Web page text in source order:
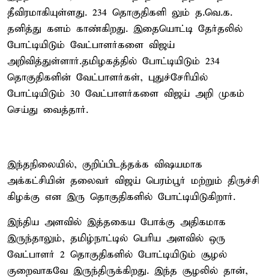
தீவிரமாகியுள்ளது. 234 தொகுதிகளி லும் த.வெ.க.
தனித்து களம் காண்கிறது. இதையொட்டி தேர்தலில்
போட்டியிடும் வேட்பாளர்களை விஜய்
அறிவித்துள்ளார்.தமிழகத்தில் போட்டியிடும் 234
தொகுதிகளின் வேட்பாளர்கள், புதுச்சேரியில்
போட்டியிடும் 30 வேட்பாளர்களை விஜய் அறி முகம்
செய்து வைத்தார்.
இந்தநிலையில், குறிப்பிடத்தக்க விஷயமாக
அக்கட்சியின் தலைவர் விஜய் பெரம்பூர் மற்றும் திருச்சி
கிழக்கு என இரு தொகுதிகளில் போட்டியிடுகிறார்.
இந்திய அளவில் இத்தகைய போக்கு அதிகமாக
இருந்தாலும், தமிழ்நாட்டில் பெரிய அளவில் ஒரு
வேட்பாளர் 2 தொகுதிகளில் போட்டியிடும் சூழல்
குறைவாகவே இருந்திருக்கிறது. இந்த சூழலில் தான்,